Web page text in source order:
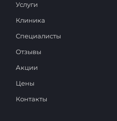
Услуги
Клиника
Специалисты
Отзывы
Акции
Цены
Контакты